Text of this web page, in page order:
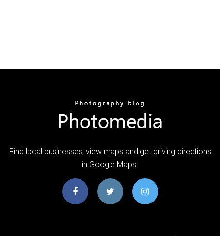
Find local businesses, view maps and get driving directions
in Google Maps.